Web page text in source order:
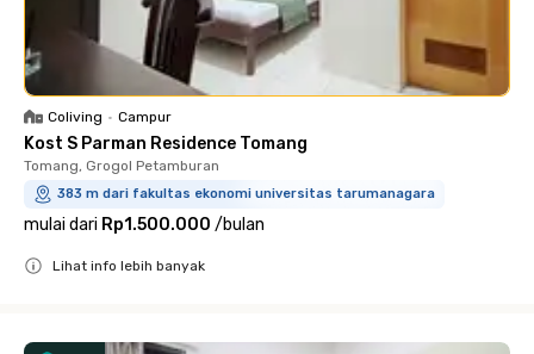
Coliving • Campur
Kost S Parman Residence Tomang
Tomang, Grogol Petamburan
383 m dari fakultas ekonomi universitas tarumanagara
mulai dari Rp1.500.000 /bulan
Lihat info lebih banyak